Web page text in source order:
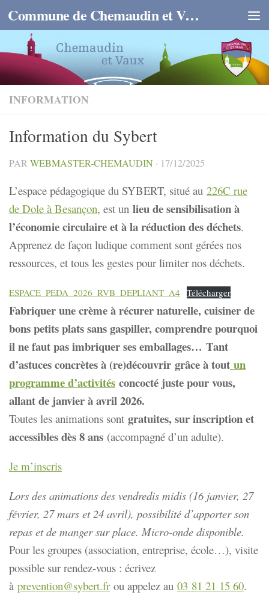
Skip to content Commune de Chemaudin et Vaux
INFORMATION
Information du Sybert
PAR WEBMASTER-CHEMAUDIN · 17/12/2025
L’espace pédagogique du SYBERT, situé au 226C rue
de Dole à Besançon, est un lieu de sensibilisation à
l’économie circulaire et à la réduction des déchets.
Apprenez de façon ludique comment sont gérées nos
ressources, et tous les gestes pour limiter nos déchets.
ESPACE_PEDA_2026_RVB_DEPLIANT_A4 Télécharger
Fabriquer une crème à récurer naturelle, cuisiner de
bons petits plats sans gaspiller, comprendre pourquoi
il ne faut pas imbriquer ses emballages… Tant
d’astuces concrètes à (re)découvrir grâce à tout un
programme d’activités concocté juste pour vous,
allant de janvier à avril 2026.
Toutes les animations sont gratuites, sur inscription et
accessibles dès 8 ans (accompagné d’un adulte).
Je m’inscris
Lors des animations des vendredis midis (16 janvier, 27
février, 27 mars et 24 avril), possibilité d’apporter son
repas et de manger sur place. Micro-onde disponible.
Pour les groupes (association, entreprise, école…), visite
possible sur rendez-vous : écrivez
à prevention@sybert.fr ou appelez au 03 81 21 15 60.